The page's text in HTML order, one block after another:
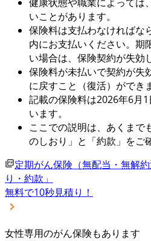
いことがあります。
保険料は支払わなければな
内にお支払いください。期
い場合は、保険契約が失効
保険料が未払いで契約が失
に戻すこと（復活）ができ
記載の保険料は2026年6月
います。
ここでの説明は、あくまで
のしおり」と「約款」をご
定期がん保険（無配当・無解
り・約款」
無料で10秒見積り！
女性専用のがん保険もあります